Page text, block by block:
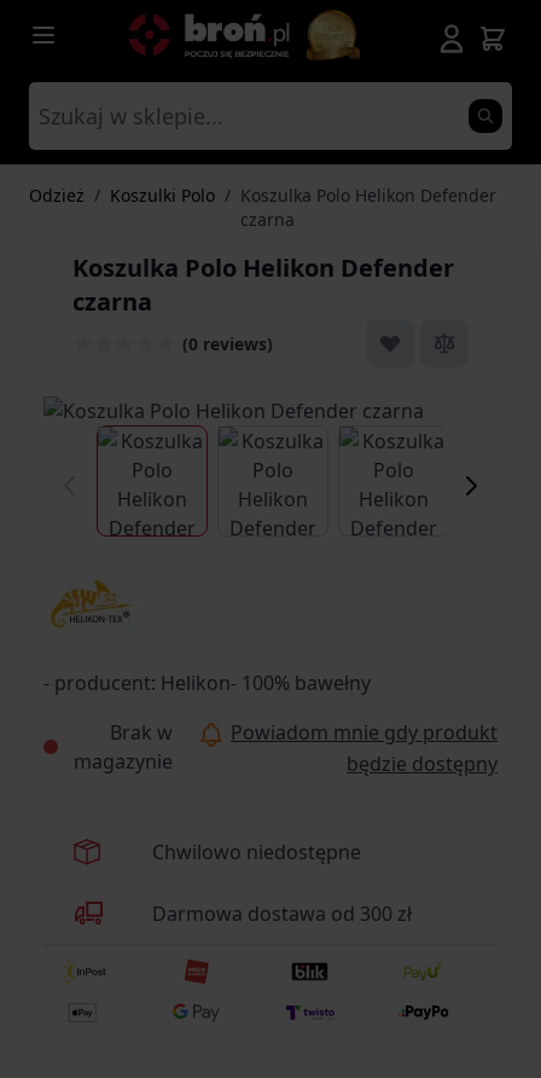
Przejdź do treści
Odzież / Koszulki Polo / Koszulka Polo Helikon Defender
czarna
Koszulka Polo Helikon Defender
czarna
(0 reviews)
View larger imageView larger imageView larger
- producent: Helikon- 100% bawełny
Brak w
magazynie
Powiadom mnie gdy produkt
będzie dostępny
Chwilowo niedostępne
Darmowa dostawa od 300 zł